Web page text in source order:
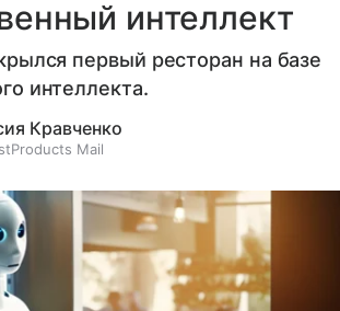
интеллект
первый ресторан на базе
интеллекта.
Кравченко
Mail